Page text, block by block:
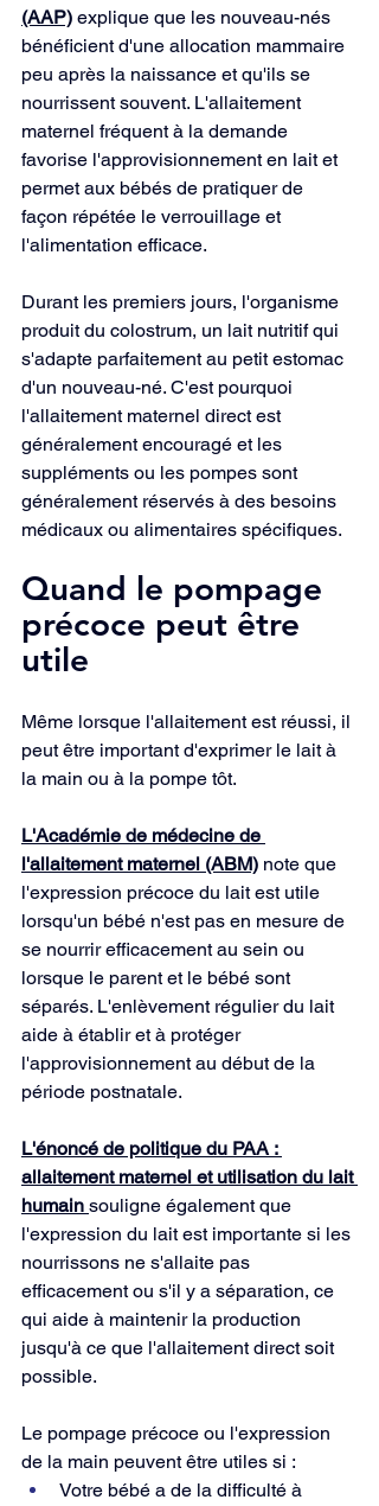
(AAP) explique que les nouveau-nés
bénéficient d'une allocation mammaire
peu après la naissance et qu'ils se
nourrissent souvent. L'allaitement
maternel fréquent à la demande
favorise l'approvisionnement en lait et
permet aux bébés de pratiquer de
façon répétée le verrouillage et
l'alimentation efficace.
Durant les premiers jours, l'organisme
produit du colostrum, un lait nutritif qui
s'adapte parfaitement au petit estomac
d'un nouveau-né. C'est pourquoi
l'allaitement maternel direct est
généralement encouragé et les
suppléments ou les pompes sont
généralement réservés à des besoins
médicaux ou alimentaires spécifiques.
Quand le pompage
précoce peut être
utile
Même lorsque l'allaitement est réussi, il
peut être important d'exprimer le lait à
la main ou à la pompe tôt.
L'Académie de médecine de
l'allaitement maternel (ABM) note que
l'expression précoce du lait est utile
lorsqu'un bébé n'est pas en mesure de
se nourrir efficacement au sein ou
lorsque le parent et le bébé sont
séparés. L'enlèvement régulier du lait
aide à établir et à protéger
l'approvisionnement au début de la
période postnatale.
L'énoncé de politique du PAA :
allaitement maternel et utilisation du lait
humain souligne également que
l'expression du lait est importante si les
nourrissons ne s'allaite pas
efficacement ou s'il y a séparation, ce
qui aide à maintenir la production
jusqu'à ce que l'allaitement direct soit
possible.
Le pompage précoce ou l'expression
de la main peuvent être utiles si :
Votre bébé a de la difficulté à